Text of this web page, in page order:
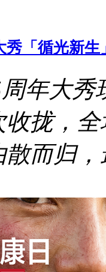
秀「循光新
年大秀
拢，
而归